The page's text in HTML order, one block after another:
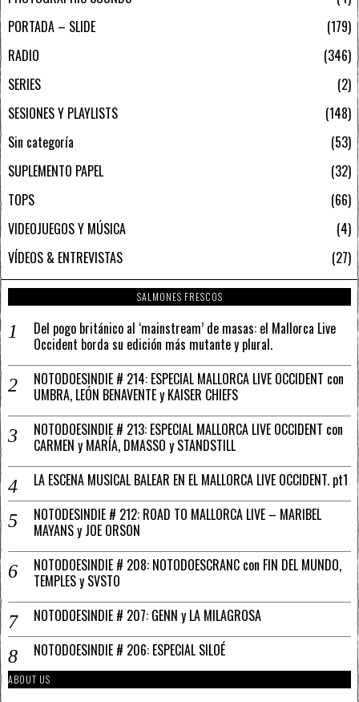
PORTADA – SLIDE
179
RADIO
346
SERIES
2
SESIONES Y PLAYLISTS
148
Sin categoría
53
SUPLEMENTO PAPEL
32
TOPS
66
VIDEOJUEGOS Y MÚSICA
4
VÍDEOS & ENTREVISTAS
27
SALMONES FRESCOS
Del pogo británico al ‘mainstream’ de masas: el Mallorca Live
Occident borda su edición más mutante y plural.
NOTODOESINDIE # 214: ESPECIAL MALLORCA LIVE OCCIDENT con
UMBRA, LEÓN BENAVENTE y KAISER CHIEFS
NOTODOESINDIE # 213: ESPECIAL MALLORCA LIVE OCCIDENT con
CARMEN y MARÍA, DMASSO y STANDSTILL
LA ESCENA MUSICAL BALEAR EN EL MALLORCA LIVE OCCIDENT. pt1
NOTODESINDIE # 212: ROAD TO MALLORCA LIVE – MARIBEL
MAYANS y JOE ORSON
NOTODOESINDIE # 208: NOTODOESCRANC con FIN DEL MUNDO,
TEMPLES y SVSTO
NOTODOESINDIE # 207: GENN y LA MILAGROSA
NOTODOESINDIE # 206: ESPECIAL SILOÉ
ABOUT US